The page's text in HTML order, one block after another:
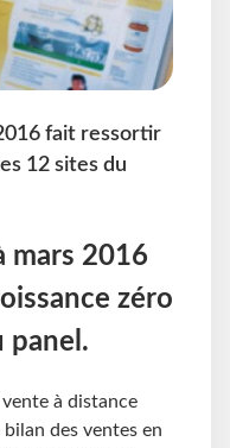
fait ressortir
12 sites du
mars 2016
zéro
panel.
à distance
des ventes en